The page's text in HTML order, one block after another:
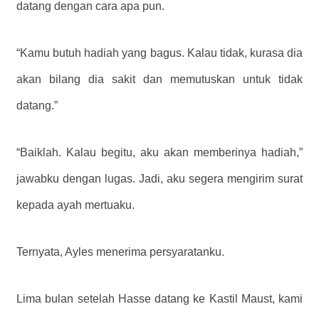
datang dengan cara apa pun.
“Kamu butuh hadiah yang bagus. Kalau tidak, kurasa dia
akan bilang dia sakit dan memutuskan untuk tidak
datang.”
“Baiklah. Kalau begitu, aku akan memberinya hadiah,”
jawabku dengan lugas. Jadi, aku segera mengirim surat
kepada ayah mertuaku.
Ternyata, Ayles menerima persyaratanku.
Lima bulan setelah Hasse datang ke Kastil Maust, kami